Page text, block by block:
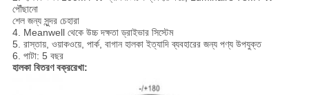
পৌঁছানো
শেল জন্য সুন্দর চেহারা
4. Meanwell থেকে উচ্চ দক্ষতা ড্রাইভার সিস্টেম
5. রাস্তায়, ওয়াকওয়ে, পার্ক, বাগান হালকা ইত্যাদি ব্যবহারের জন্য পণ্য উপযুক্ত
6. পাটা: 5 বছর
হালকা বিতরণ বক্ররেখা: